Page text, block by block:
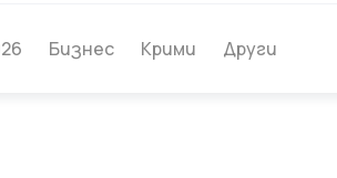
Бизнес Крими Други